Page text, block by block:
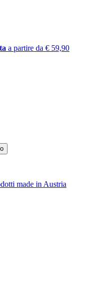
a partire da € 59,90
made in Austria